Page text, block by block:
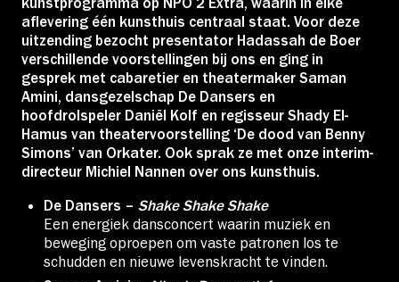
Nieuws
Account
Volg ons op:
aflevering één kunsthuis centraal staat. Voor deze
uitzending bezocht presentator Hadassah de Boer
verschillende voorstellingen bij ons en ging in
gesprek met cabaretier en theatermaker Saman
Amini, dansgezelschap De Dansers en
hoofdrolspeler Daniël Kolf en regisseur Shady El-
Hamus van theatervoorstelling ‘De dood van Benny
Simons’ van Orkater. Ook sprak ze met onze interim-
directeur Michiel Nannen over ons kunsthuis.
De Dansers – Shake Shake Shake
Een energiek dansconcert waarin muziek en
beweging oproepen om vaste patronen los te
schudden en nieuwe levenskracht te vinden.